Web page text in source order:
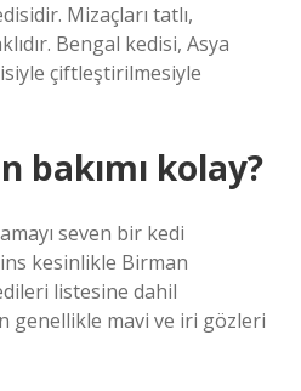
Mizaçları tatlı,
Bengal kedisi, Asya
çiftleştirilmesiyle
bakımı kolay?
seven bir kedi
kesinlikle Birman
listesine dahil
genellikle mavi ve iri gözleri